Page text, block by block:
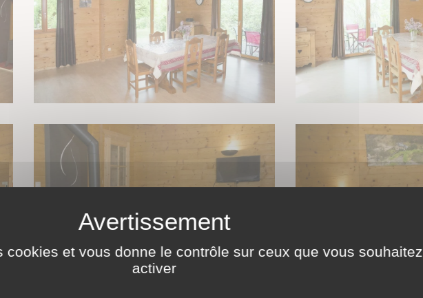
cookies et vous donne le contrôle sur ceux que vous souhaitez
activer